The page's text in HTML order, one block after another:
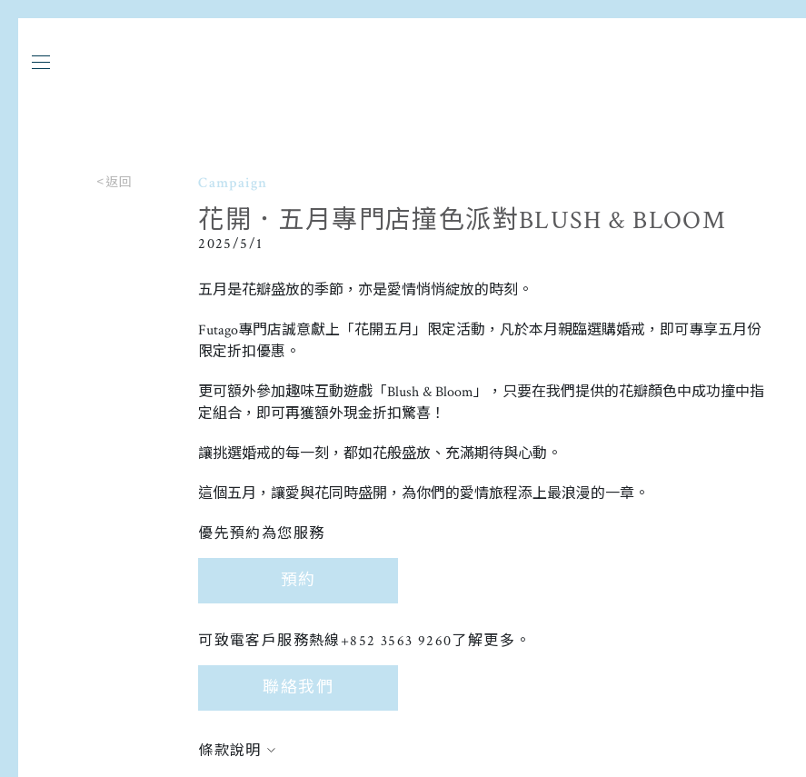
<返回 Campaign
花開．五月專門店撞色派對BLUSH & BLOOM
2025/5/1
五月是花瓣盛放的季節，亦是愛情悄悄綻放的時刻。
Futago專門店誠意獻上「花開五月」限定活動，凡於本月親臨選購婚戒，即可專享五月份
限定折扣優惠。
更可額外參加趣味互動遊戲「Blush & Bloom」，只要在我們提供的花瓣顏色中成功撞中指
定組合，即可再獲額外現金折扣驚喜！
讓挑選婚戒的每一刻，都如花般盛放、充滿期待與心動。
這個五月，讓愛與花同時盛開，為你們的愛情旅程添上最浪漫的一章。
優先預約為您服務
預約
可致電客戶服務熱線+852 3563 9260了解更多。
聯絡我們
條款說明